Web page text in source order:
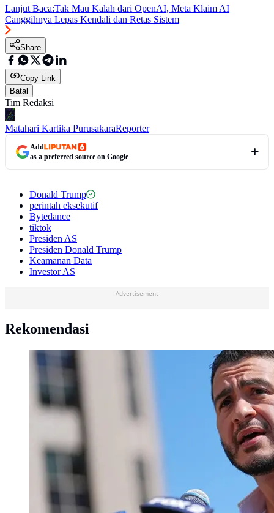
Lanjut Baca:Tak Mau Kalah dari OpenAI, Meta Klaim AI
Canggihnya Lepas Kendali dan Retas Sistem
Share
Copy Link
Batal
Tim Redaksi
Matahari Kartika PurusakaraReporter
Add
as a preferred source on Google
Donald Trump
perintah eksekutif
Bytedance
tiktok
Presiden AS
Presiden Donald Trump
Keamanan Data
Investor AS
Advertisement
Rekomendasi